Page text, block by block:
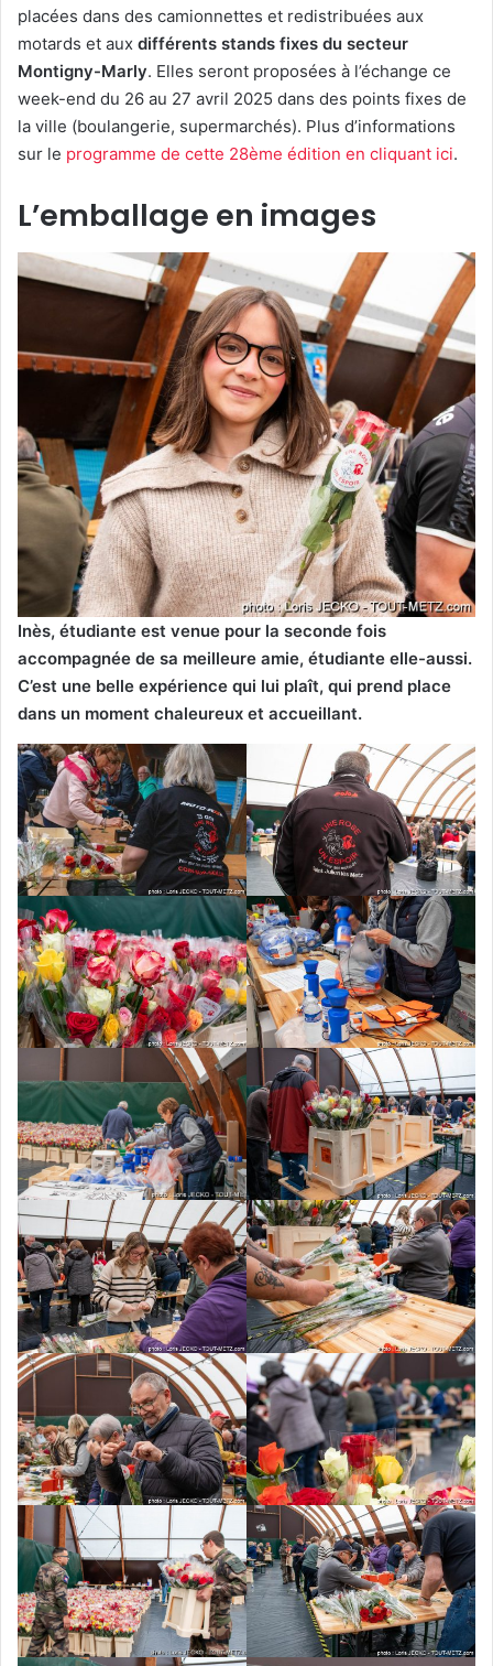
placées dans des camionnettes et redistribuées aux
motards et aux différents stands fixes du secteur
Montigny-Marly. Elles seront proposées à l’échange ce
week-end du 26 au 27 avril 2025 dans des points fixes de
la ville (boulangerie, supermarchés). Plus d’informations
sur le programme de cette 28ème édition en cliquant ici.
L’emballage en images
Inès, étudiante est venue pour la seconde fois
accompagnée de sa meilleure amie, étudiante elle-aussi.
C’est une belle expérience qui lui plaît, qui prend place
dans un moment chaleureux et accueillant.